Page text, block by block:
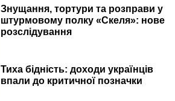
Знущання, тортури та розправи у
штурмовому полку «Скеля»: нове
розслідування
Тиха бідність: доходи українців
впали до критичної позначки